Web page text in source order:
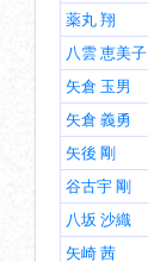
薬丸 翔
八雲 恵美子
矢倉 玉男
矢倉 義勇
矢後 剛
谷古宇 剛
八坂 沙織
矢崎 茜